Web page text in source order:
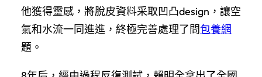
他獲得靈感，將脫皮資料采取凹凸design，讓空
氣和水流一同進進，終極完善處理了問包養網
題。